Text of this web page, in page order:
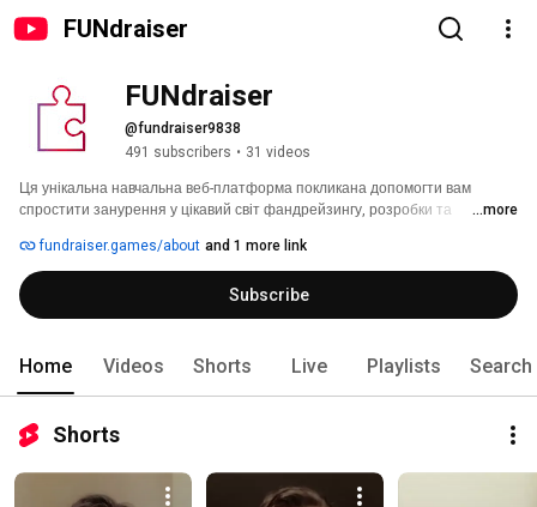
FUNdraiser
FUNdraiser
@fundraiser9838
491 subscribers • 31 videos
Ця унікальна навчальна веб-платформа покликана допомогти вам
спростити занурення у цікавий світ фандрейзингу, розробки та
...more
fundraiser.games/about and 1 more link
Subscribe
Home Videos Shorts Live Playlists Search
Shorts